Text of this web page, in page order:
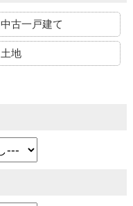
中古一戸建て
土地